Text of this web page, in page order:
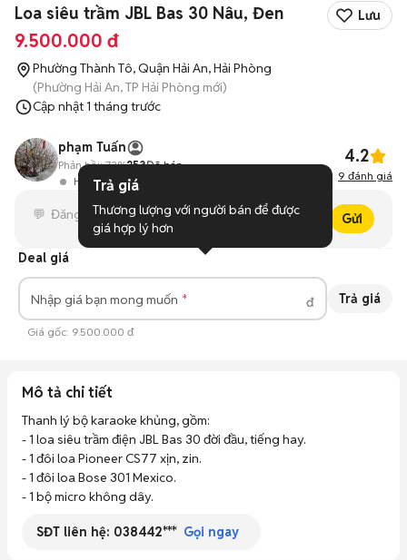
Loa siêu trầm JBL Bas 30 Nâu, Đen Lưu
9.500.000 đ
Phường Thành Tô, Quận Hải An, Hải Phòng
(Phường Hải An, TP Hải Phòng mới)
Cập nhật1 tháng trước
phạm Tuấn
Hoạt động 5 giờ trước
Phản hồi: 73%253Đã bán 4.2
9 đánh giá
Gửi
Deal giá
Nhập giá bạn mong muốn đ Trả giá
Giá gốc: 9.500.000 đ
Mô tả chi tiết
Thanh lý bộ karaoke khủng, gồm:
- 1 loa siêu trầm điện JBL Bas 30 đời đầu, tiếng hay.
- 1 đôi loa Pioneer CS77 xịn, zin.
- 1 đôi loa Bose 301 Mexico.
- 1 bộ micro không dây.
SĐT liên hệ: 038442*** Gọi ngay
Trả giá
Thương lượng với người bán để được
giá hợp lý hơn